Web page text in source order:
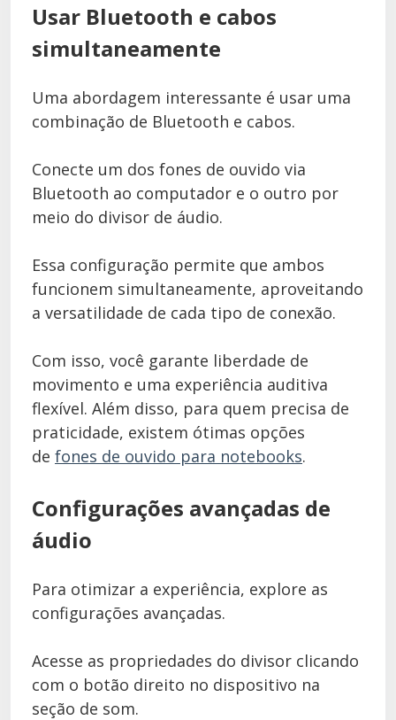
Usar Bluetooth e cabos
simultaneamente
Uma abordagem interessante é usar uma
combinação de Bluetooth e cabos.
Conecte um dos fones de ouvido via
Bluetooth ao computador e o outro por
meio do divisor de áudio.
Essa configuração permite que ambos
funcionem simultaneamente, aproveitando
a versatilidade de cada tipo de conexão.
Com isso, você garante liberdade de
movimento e uma experiência auditiva
flexível. Além disso, para quem precisa de
praticidade, existem ótimas opções
de fones de ouvido para notebooks.
Configurações avançadas de
áudio
Para otimizar a experiência, explore as
configurações avançadas.
Acesse as propriedades do divisor clicando
com o botão direito no dispositivo na
seção de som.